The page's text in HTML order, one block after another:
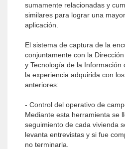
sumamente relacionadas y
similares para lograr una
aplicación.
El sistema de captura de la
conjuntamente con la
y Tecnología de la Información
la experiencia adquirida con
anteriores:
- Control del operativo de
Mediante esta herramienta se
seguimiento de cada vivienda
levanta entrevistas y si fue
no terminarla.